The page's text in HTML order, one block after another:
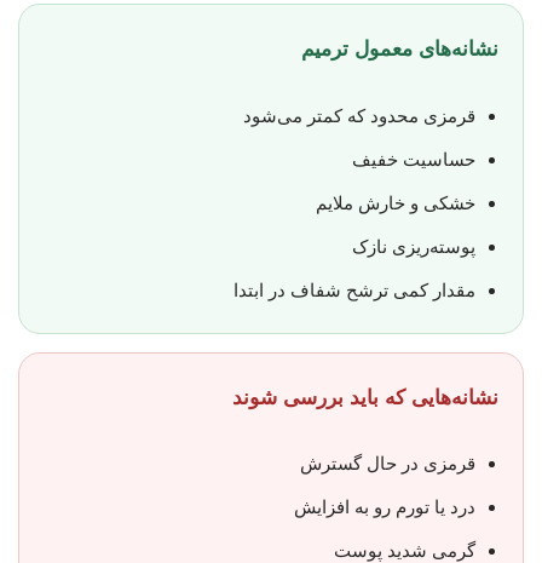
نشانه‌های معمول ترمیم
قرمزی محدود که کمتر می‌شود
حساسیت خفیف
خشکی و خارش ملایم
پوسته‌ریزی نازک
مقدار کمی ترشح شفاف در ابتدا
نشانه‌هایی که باید بررسی شوند
قرمزی در حال گسترش
درد یا تورم رو به افزایش
گرمی شدید پوست